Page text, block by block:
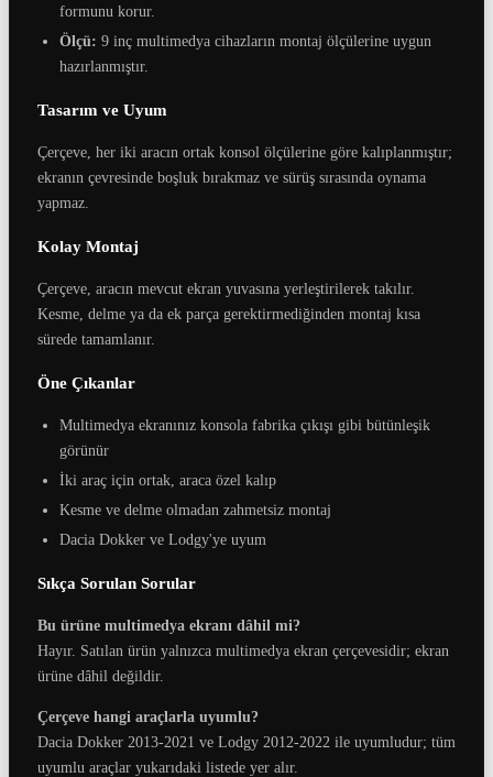
formunu korur.
Ölçü: 9 inç multimedya cihazların montaj ölçülerine uygun
hazırlanmıştır.
Tasarım ve Uyum
Çerçeve, her iki aracın ortak konsol ölçülerine göre kalıplanmıştır;
ekranın çevresinde boşluk bırakmaz ve sürüş sırasında oynama
yapmaz.
Kolay Montaj
Çerçeve, aracın mevcut ekran yuvasına yerleştirilerek takılır.
Kesme, delme ya da ek parça gerektirmediğinden montaj kısa
sürede tamamlanır.
Öne Çıkanlar
Multimedya ekranınız konsola fabrika çıkışı gibi bütünleşik
görünür
İki araç için ortak, araca özel kalıp
Kesme ve delme olmadan zahmetsiz montaj
Dacia Dokker ve Lodgy'ye uyum
Sıkça Sorulan Sorular
Bu ürüne multimedya ekranı dâhil mi?
Hayır. Satılan ürün yalnızca multimedya ekran çerçevesidir; ekran
ürüne dâhil değildir.
Çerçeve hangi araçlarla uyumlu?
Dacia Dokker 2013-2021 ve Lodgy 2012-2022 ile uyumludur; tüm
uyumlu araçlar yukarıdaki listede yer alır.